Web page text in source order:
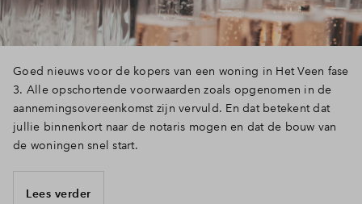
Goed nieuws voor de kopers van een woning in Het Veen fase
3. Alle opschortende voorwaarden zoals opgenomen in de
aannemingsovereenkomst zijn vervuld. En dat betekent dat
jullie binnenkort naar de notaris mogen en dat de bouw van
de woningen snel start.
Lees verder